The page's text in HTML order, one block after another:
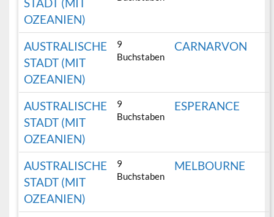
STADT (MIT
OZEANIEN)
AUSTRALISCHE
STADT (MIT
OZEANIEN)
9
Buchstaben
CARNARVON
AUSTRALISCHE
STADT (MIT
OZEANIEN)
9
Buchstaben
ESPERANCE
AUSTRALISCHE
STADT (MIT
OZEANIEN)
9
Buchstaben
MELBOURNE